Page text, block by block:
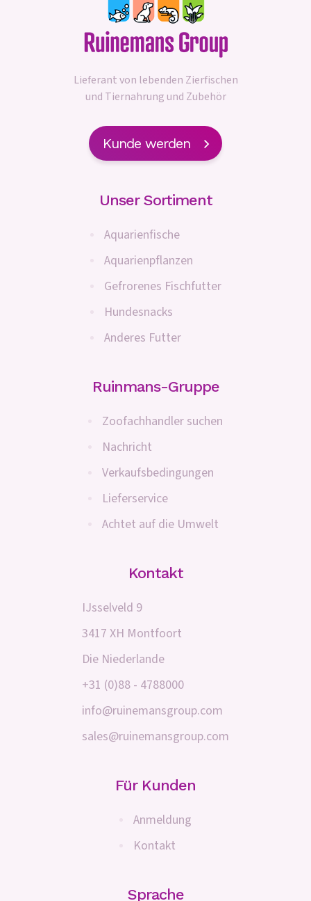
Lieferant von lebenden Zierfischen
und Tiernahrung und Zubehör
Kunde werden
Unser Sortiment
Aquarienfische
Aquarienpflanzen
Gefrorenes Fischfutter
Hundesnacks
Anderes Futter
Ruinmans-Gruppe
Zoofachhandler suchen
Nachricht
Verkaufsbedingungen
Lieferservice
Achtet auf die Umwelt
Kontakt
IJsselveld 9
3417 XH Montfoort
Die Niederlande
+31 (0)88 - 4788000
info@ruinemansgroup.com
sales@ruinemansgroup.com
Für Kunden
Anmeldung
Kontakt
Sprache